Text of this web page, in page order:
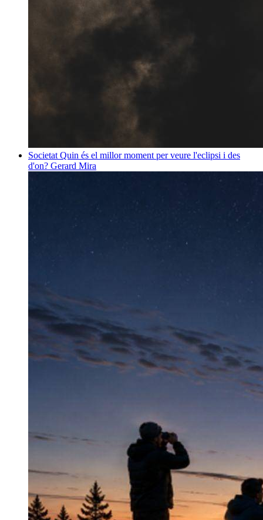
Societat Quin és el millor moment per veure l'eclipsi i des
d'on? Gerard Mira